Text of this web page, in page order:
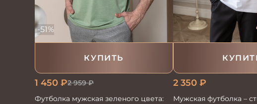
КУПИТЬ
-51%
1 450 ₽2 959₽
Футболка мужская зеленого цвета:
2 350₽
Мужская футболка –